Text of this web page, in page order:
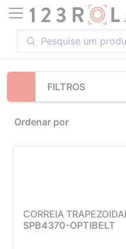
FILTROS
Ordenar por
Loading...
CORREIA
SPB4370-OPTIBELT